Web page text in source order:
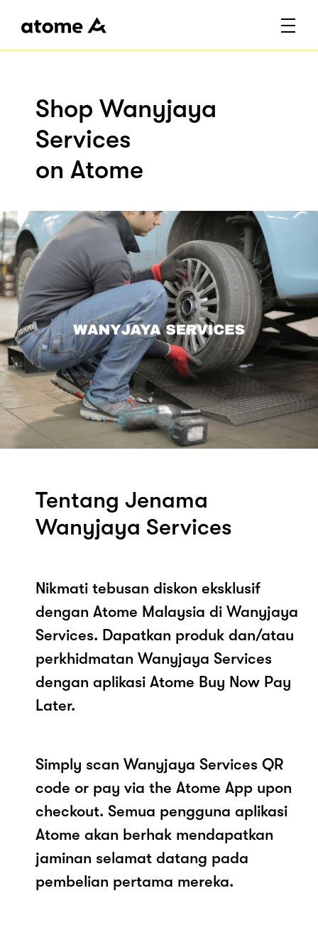
Shop Wanyjaya
Services
on Atome
Tentang Jenama
Wanyjaya Services
Nikmati tebusan diskon eksklusif
dengan Atome Malaysia di Wanyjaya
Services. Dapatkan produk dan/atau
perkhidmatan Wanyjaya Services
dengan aplikasi Atome Buy Now Pay
Later.
Simply scan Wanyjaya Services QR
code or pay via the Atome App upon
checkout. Semua pengguna aplikasi
Atome akan berhak mendapatkan
jaminan selamat datang pada
pembelian pertama mereka.